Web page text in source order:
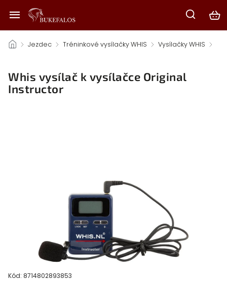
/ Jezdec / Tréninkové vysílačky WHIS / Vysílačky WHIS /
Whis vysílač k vysílačce Original
Instructor
Kód: 8714802893853